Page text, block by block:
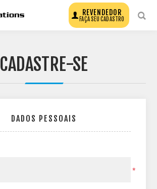
REVENDEDOR
FAÇA SEU CADASTRO
CADASTRE-SE
DADOS PESSOAIS
*